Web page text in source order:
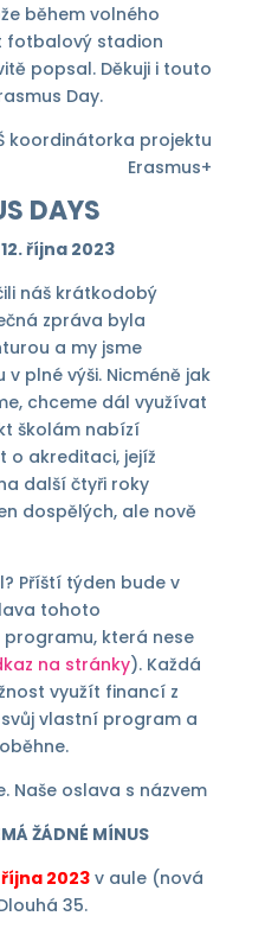
během volného
fotbalový stadion
popsal. Děkuji i touto
Day.
koordinátorka projektu
Erasmus+
DAYS
října 2023
náš krátkodobý
zpráva byla
a my jsme
plné výši. Nicméně jak
chceme dál využívat
školám nabízí
o akreditaci, jejíž
další čtyři roky
dospělých, ale nově
Příští týden bude v
tohoto
která nese
na stránky). Každá
využít financí z
vlastní program a
Naše oslava s názvem
ŽÁDNÉ MÍNUS
října 2023v aule (nová
35.